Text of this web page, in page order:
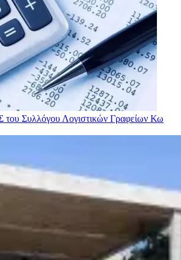
του Συλλόγου Λογιστικών Γραφείων Κω